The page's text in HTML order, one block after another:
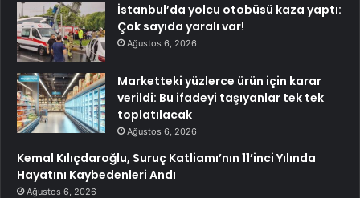
İstanbul’da yolcu otobüsü kaza yaptı:
Çok sayıda yaralı var!
Ağustos 6, 2026
Marketteki yüzlerce ürün için karar
verildi: Bu ifadeyi taşıyanlar tek tek
toplatılacak
Ağustos 6, 2026
Kemal Kılıçdaroğlu, Suruç Katliamı’nın 11’inci Yılında
Hayatını Kaybedenleri Andı
Ağustos 6, 2026